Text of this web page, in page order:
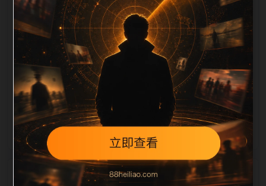
on 长度检查。栏目内容按每日少量新增的方式持续扩
展，每篇保留相关问题、站内推荐和清晰的层级路径，
减少用户反复返回搜索页。第19篇作为本栏目的初始建
设内容，主要用于补齐栏目深度、稳定内链结构，并为
后续专题聚合提供可点击入口。如果后续发现页面缺
图、标题过短、描述为空或正文不足，将进入每日
SEO 检查清单自动修正。
相关问题